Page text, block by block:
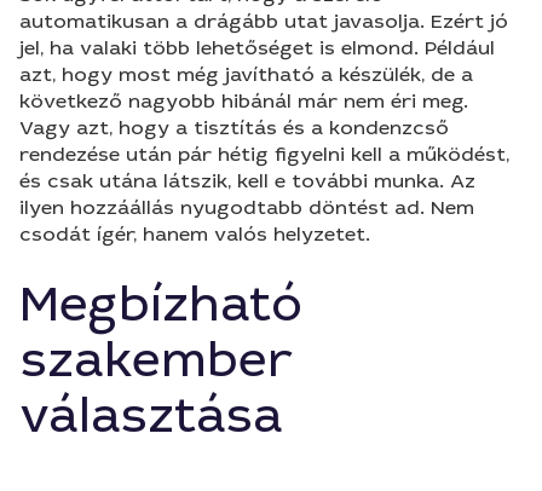
automatikusan a drágább utat javasolja. Ezért jó
jel, ha valaki több lehetőséget is elmond. Például
azt, hogy most még javítható a készülék, de a
következő nagyobb hibánál már nem éri meg.
Vagy azt, hogy a tisztítás és a kondenzcső
rendezése után pár hétig figyelni kell a működést,
és csak utána látszik, kell e további munka. Az
ilyen hozzáállás nyugodtabb döntést ad. Nem
csodát ígér, hanem valós helyzetet.
Megbízható
szakember
választása